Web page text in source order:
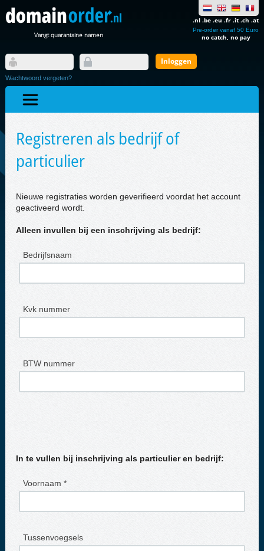
Vangt quarantaine namen
.nl .be .eu .fr .it .ch .at
Pre-order vanaf 50 Euro
no catch, no pay
Wachtwoord vergeten?
Registreren als bedrijf of
particulier
Nieuwe registraties worden geverifieerd voordat het account
geactiveerd wordt.
Alleen invullen bij een inschrijving als bedrijf:
Bedrijfsnaam
Kvk nummer
BTW nummer
In te vullen bij inschrijving als particulier en bedrijf:
Voornaam *
Tussenvoegsels